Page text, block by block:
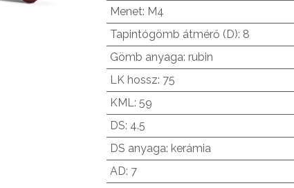
Menet: M4
Tapintógömb átmérő (D): 8
Gömb anyaga: rubin
LK hossz: 75
KML: 59
DS: 4.5
DS anyaga: kerámia
AD: 7